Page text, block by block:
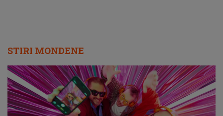
STIRI MONDENE